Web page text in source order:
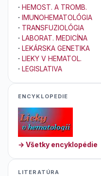
· HEMOST. A TROMB.
· IMUNOHEMATOLÓGIA
· TRANSFUZIOLÓGIA
· LABORAT. MEDICÍNA
· LEKÁRSKA GENETIKA
· LIEKY V HEMATOL.
· LEGISLATIVA
ENCYKLOPEDIE
→ Všetky encyklopédie
LITERATÚRA